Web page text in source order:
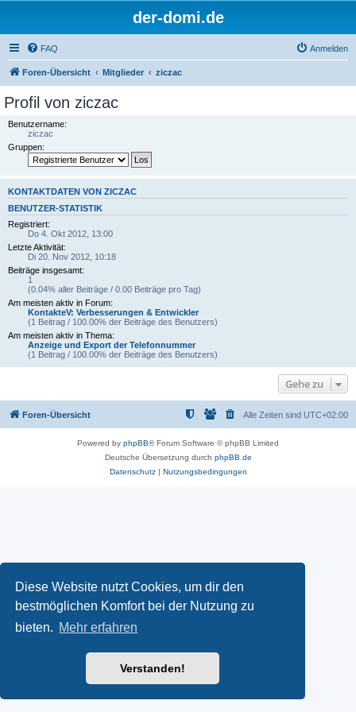
Diese Website nutzt Cookies, um dir den
bestmöglichen Komfort bei der Nutzung zu
bieten. Mehr erfahren
Verstanden!
der-domi.de
FAQ Anmelden
Foren-Übersicht Mitglieder ziczac
Profil von ziczac
Benutzername:
ziczac
Gruppen:
KONTAKTDATEN VON ZICZAC
BENUTZER-STATISTIK
Registriert:
Do 4. Okt 2012, 13:00
Letzte Aktivität:
Di 20. Nov 2012, 10:18
Beiträge insgesamt:
1
(0.04% aller Beiträge / 0.00 Beiträge pro Tag)
Am meisten aktiv in Forum:
KontakteV: Verbesserungen & Entwickler
(1 Beitrag / 100.00% der Beiträge des Benutzers)
Am meisten aktiv in Thema:
Anzeige und Export der Telefonnummer
(1 Beitrag / 100.00% der Beiträge des Benutzers)
Gehe zu
Foren-Übersicht Alle Zeiten sind UTC+02:00
Powered by phpBB® Forum Software © phpBB Limited
Deutsche Übersetzung durch phpBB.de
Datenschutz| Nutzungsbedingungen